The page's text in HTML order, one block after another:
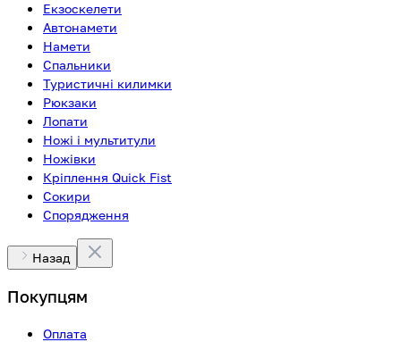
Екзоскелети
Автонамети
Намети
Спальники
Туристичні килимки
Рюкзаки
Лопати
Ножі і мультитули
Ножівки
Кріплення Quick Fist
Сокири
Спорядження
Назад
Покупцям
Оплата